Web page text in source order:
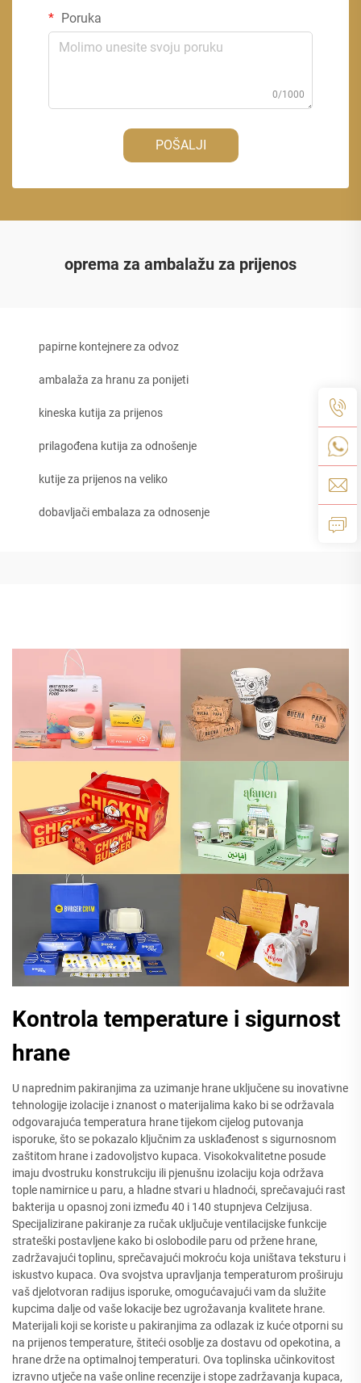
Poruka
0/1000
POŠALJI
oprema za ambalažu za prijenos
papirne kontejnere za odvoz
ambalaža za hranu za ponijeti
kineska kutija za prijenos
prilagođena kutija za odnošenje
kutije za prijenos na veliko
dobavljači embalaza za odnosenje
Kontrola temperature i sigurnost
hrane
U naprednim pakiranjima za uzimanje hrane uključene su inovativne
tehnologije izolacije i znanost o materijalima kako bi se održavala
odgovarajuća temperatura hrane tijekom cijelog putovanja
isporuke, što se pokazalo ključnim za usklađenost s sigurnosnom
zaštitom hrane i zadovoljstvo kupaca. Visokokvalitetne posude
imaju dvostruku konstrukciju ili pjenušnu izolaciju koja održava
tople namirnice u paru, a hladne stvari u hladnoći, sprečavajući rast
bakterija u opasnoj zoni između 40 i 140 stupnjeva Celzijusa.
Specijalizirane pakiranje za ručak uključuje ventilacijske funkcije
strateški postavljene kako bi oslobodile paru od pržene hrane,
zadržavajući toplinu, sprečavajući mokroću koja uništava teksturu i
iskustvo kupaca. Ova svojstva upravljanja temperaturom proširuju
vaš djelotvoran radijus isporuke, omogućavajući vam da služite
kupcima dalje od vaše lokacije bez ugrožavanja kvalitete hrane.
Materijali koji se koriste u pakiranjima za odlazak iz kuće otporni su
na prijenos temperature, štiteći osoblje za dostavu od opekotina, a
hrane drže na optimalnoj temperaturi. Ova toplinska učinkovitost
izravno utječe na vaše online recenzije i stope zadržavanja kupaca,